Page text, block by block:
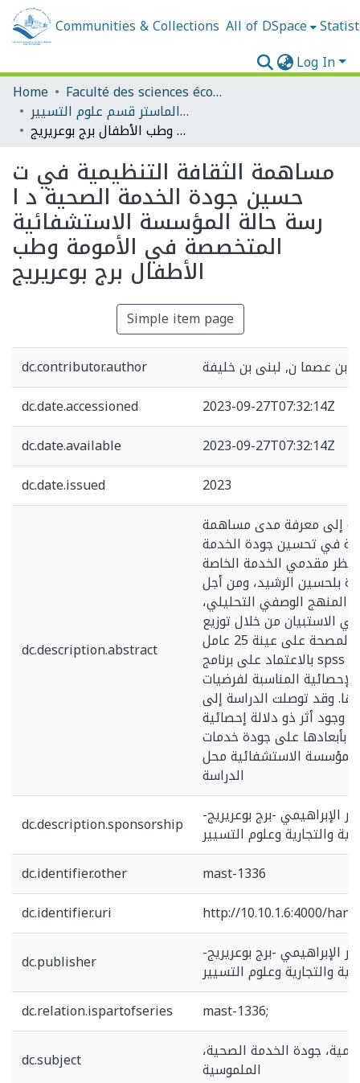
Communities & Collections All of DSpace
Log In
Home
Faculté des sciences économiques, commerciales et des sciences de gestion
مذكرات الماستر قسم علوم التسيير
مساهمة الثقافة التنظيمية في ت حسين جودة الخدمة الصحية د ا رسة حالة المؤسسة الاستشفائية المتخصصة في الأمومة وطب الأطفال برج بوعريريج
مساهمة الثقافة التنظيمية في ت
حسين جودة الخدمة الصحية د ا
رسة حالة المؤسسة الاستشفائية
المتخصصة في الأمومة وطب
الأطفال برج بوعريريج
Simple item page
dc.contributor.author
dc.date.accessioned
2023-09-27T07:32:14Z
dc.date.available
2023-09-27T07:32:14Z
dc.date.issued
2023
dc.description.abstract
إلى معرفة مدى مساهمة
في تحسين جودة الخدمة
مقدمي الخدمة الخاصة
بلحسين الرشيد، ومن أجل
المنهج الوصفي التحليلي،
الاستبيان من خلال توزيع
استمارة داخل المصحة على عينة 25 عامل
بالاعتماد على برنامج spss من خلال استخدام
المناسبة لفرضيات
وقد توصلت الدراسة إلى
وجود أثر ذو دلالة إحصائية
بأبعادها على جودة خدمات
المؤسسة الاستشفائية محل
الدراسة
dc.description.sponsorship
الإبراهيمي -برج بوعريريج-
والتجارية وعلوم التسيير
dc.identifier.other
mast-1336
dc.identifier.uri
http://10.10.1.6:4000/
dc.publisher
الإبراهيمي -برج بوعريريج-
والتجارية وعلوم التسيير
dc.relation.ispartofseries
mast-1336;
dc.subject
جودة الخدمة الصحية،
الملموسية